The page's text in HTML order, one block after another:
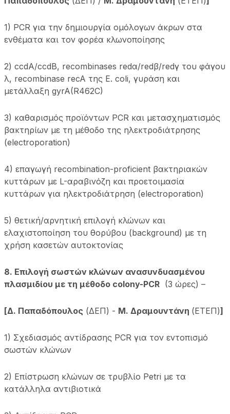
1) PCR για την δημιουργία ομόλογων άκρων στα
ενθέματα και τον φορέα κλωνοποίησης
2) ccdA/ccdB, recombinases redα/redβ/redγ του φάγου
λ, recombinase recA της E. coli, γυράση και
μετάλλαξη gyrA(R462C)
3) καθαρισμός προϊόντων PCR και μετασχηματισμός
βακτηρίων με τη μέθοδο της ηλεκτροδιάτρησης
(electroporation)
4) επαγωγή recombination-proficient βακτηριακών
κυττάρων με L-αραβινόζη και προετοιμασία
κυττάρων για ηλεκτροδιάτρηση (electroporation)
5) θετική/αρνητική επιλογή κλώνων και
ελαχιστοποίηση του θορύβου (background) με τη
χρήση κασετών αυτοκτονίας
8. Επιλογή σωστών κλώνων ανασυνδυασμένου
πλασμιδίου με τη μέθοδο colony-PCR(3 ώρες) –
[Δ. Παπαδόπουλος(ΔΕΠ) - Μ. Δραμουντάνη (ΕΤΕΠ)]
1) Σχεδιασμός αντίδρασης PCR για τον εντοπισμό
σωστών κλώνων
2) Επίστρωση κλώνων σε τρυβλίο Petri με τα
κατάλληλα αντιβιοτικά